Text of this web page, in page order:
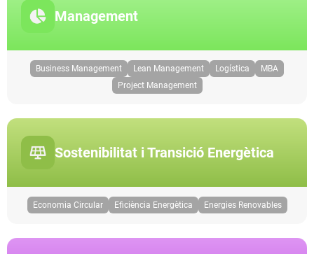
Management
Business Management Lean Management Logística
MBA
Project Management
Sostenibilitat i Transició Energètica
Economia Circular Eficiència Energètica Energies Renovables